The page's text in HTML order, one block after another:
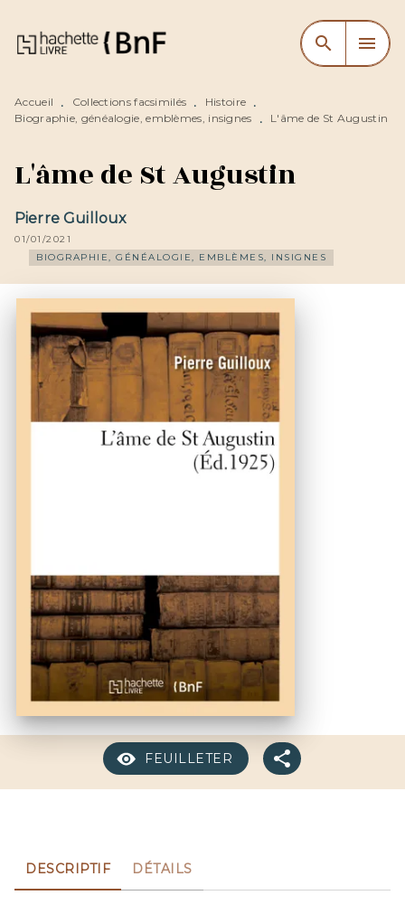
MENU RECHERCHE
CONTENU
search menu
Accueil • Collections facsimilés • Histoire •
Biographie, généalogie, emblèmes, insignes
• L'âme de St Augustin
L'âme de St Augustin
Pierre Guilloux
01/01/2021
BIOGRAPHIE, GÉNÉALOGIE, EMBLÈMES, INSIGNES
FEUILLETER
DESCRIPTIF DÉTAILS